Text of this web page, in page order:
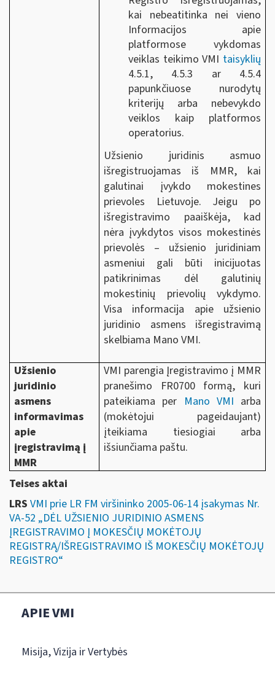
kai nebeatitinka nei vieno
Informacijos apie
platformose vykdomas
veiklas teikimo VMI taisyklių
4.5.1, 4.5.3 ar 4.5.4
papunkčiuose nurodytų
kriterijų arba nebevykdo
veiklos kaip platformos
operatorius.
Užsienio juridinis asmuo
išregistruojamas iš MMR, kai
galutinai įvykdo mokestines
prievoles Lietuvoje. Jeigu po
išregistravimo paaiškėja, kad
nėra įvykdytos visos mokestinės
prievolės – užsienio juridiniam
asmeniui gali būti inicijuotas
patikrinimas dėl galutinių
mokestinių prievolių vykdymo.
Visa informacija apie užsienio
juridinio asmens išregistravimą
skelbiama Mano VMI.
Užsienio
juridinio
asmens
informavimas
apie
įregistravimą į
MMR
VMI parengia Įregistravimo į MMR
pranešimo FR0700 formą, kuri
pateikiama per Mano VMI arba
(mokėtojui pageidaujant)
įteikiama tiesiogiai arba
išsiunčiama paštu.
Teises aktai
LRS VMI prie LR FM viršininko 2005-06-14 įsakymas Nr.
VA-52 „DĖL UŽSIENIO JURIDINIO ASMENS
ĮREGISTRAVIMO Į MOKESČIŲ MOKĖTOJŲ
REGISTRĄ/IŠREGISTRAVIMO IŠ MOKESČIŲ MOKĖTOJŲ
REGISTRO“
APIE VMI
Misija, Vizija ir Vertybės